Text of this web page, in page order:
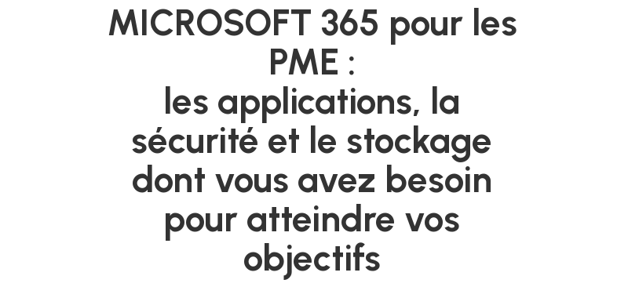
MICROSOFT 365 pour les
PME :
les applications, la
sécurité et le stockage
dont vous avez besoin
pour atteindre vos
objectifs